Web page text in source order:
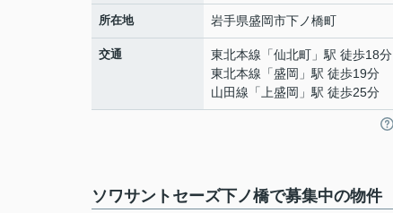
所在地 岩手県盛岡市下ノ橋町
交通 東北本線 「仙北町 」駅 徒歩18分
東北本線 「盛岡 」駅 徒歩19分
山田線 「 上盛岡 」駅 徒歩25分
ソワサントセーズ下ノ橋で募集中の物件